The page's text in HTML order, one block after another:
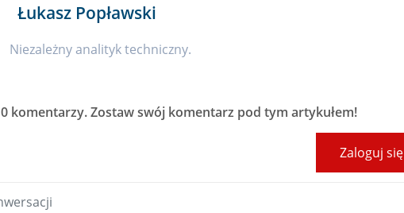
Łukasz Popławski
Niezależny analityk techniczny.
0 komentarzy. Zostaw swój komentarz pod tym artykułem!
Zaloguj się